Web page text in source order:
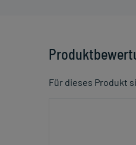
Für dieses Produkt